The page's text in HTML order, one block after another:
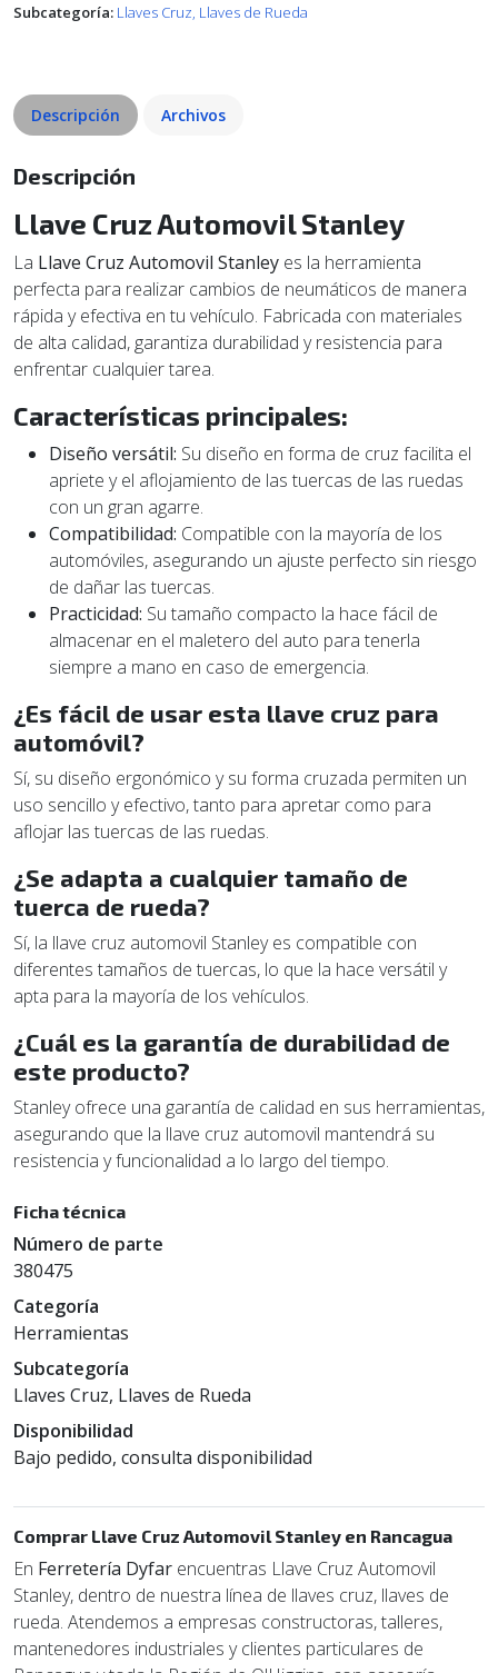
Subcategoría: Llaves Cruz, Llaves de Rueda
Descripción Archivos
Descripción
Llave Cruz Automovil Stanley
La Llave Cruz Automovil Stanley es la herramienta
perfecta para realizar cambios de neumáticos de manera
rápida y efectiva en tu vehículo. Fabricada con materiales
de alta calidad, garantiza durabilidad y resistencia para
enfrentar cualquier tarea.
Características principales:
Diseño versátil: Su diseño en forma de cruz facilita el
apriete y el aflojamiento de las tuercas de las ruedas
con un gran agarre.
Compatibilidad: Compatible con la mayoría de los
automóviles, asegurando un ajuste perfecto sin riesgo
de dañar las tuercas.
Practicidad: Su tamaño compacto la hace fácil de
almacenar en el maletero del auto para tenerla
siempre a mano en caso de emergencia.
¿Es fácil de usar esta llave cruz para
automóvil?
Sí, su diseño ergonómico y su forma cruzada permiten un
uso sencillo y efectivo, tanto para apretar como para
aflojar las tuercas de las ruedas.
¿Se adapta a cualquier tamaño de
tuerca de rueda?
Sí, la llave cruz automovil Stanley es compatible con
diferentes tamaños de tuercas, lo que la hace versátil y
apta para la mayoría de los vehículos.
¿Cuál es la garantía de durabilidad de
este producto?
Stanley ofrece una garantía de calidad en sus herramientas,
asegurando que la llave cruz automovil mantendrá su
resistencia y funcionalidad a lo largo del tiempo.
Ficha técnica
Número de parte
380475
Categoría
Herramientas
Subcategoría
Llaves Cruz, Llaves de Rueda
Disponibilidad
Bajo pedido, consulta disponibilidad
Comprar Llave Cruz Automovil Stanley en Rancagua
En Ferretería Dyfar encuentras Llave Cruz Automovil
Stanley, dentro de nuestra línea de llaves cruz, llaves de
rueda. Atendemos a empresas constructoras, talleres,
mantenedores industriales y clientes particulares de